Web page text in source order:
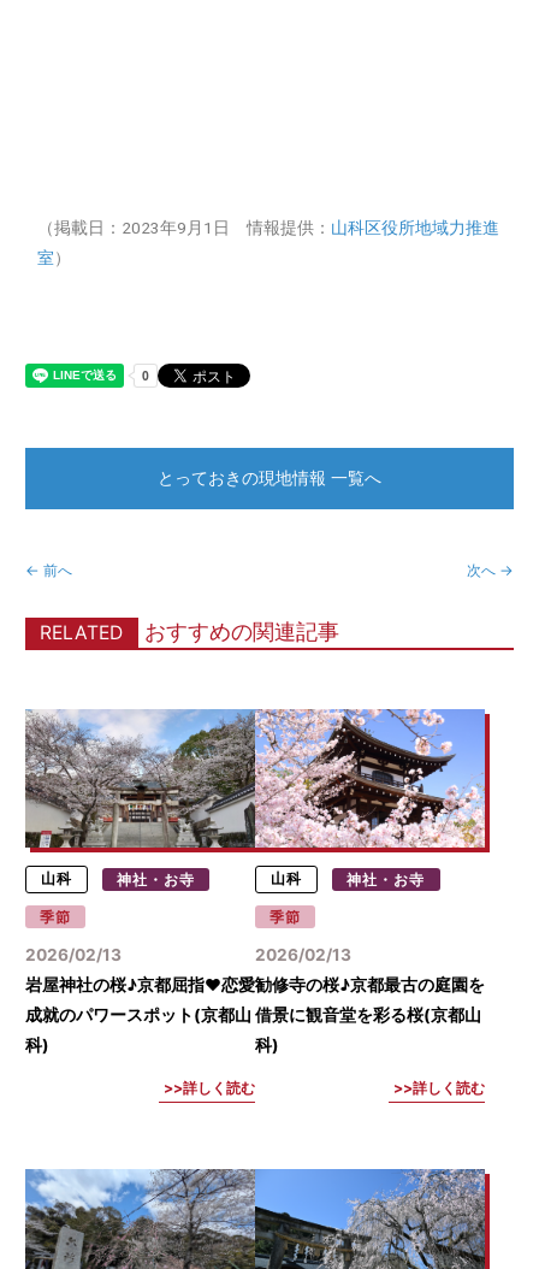
（掲載日：2023年9月1日 情報提供： 山科区役所地域力推進
室）
← 前へ 次へ →
とっておきの現地情報 一覧へ
RELATED おすすめの関連記事
山科 神社・お寺
季節
2026/02/13
岩屋神社の桜♪京都屈指♥恋愛
成就のパワースポット(京都山
科)
詳しく読む
山科 神社・お寺
季節
2026/02/13
勧修寺の桜♪京都最古の庭園を
借景に観音堂を彩る桜(京都山
科)
詳しく読む